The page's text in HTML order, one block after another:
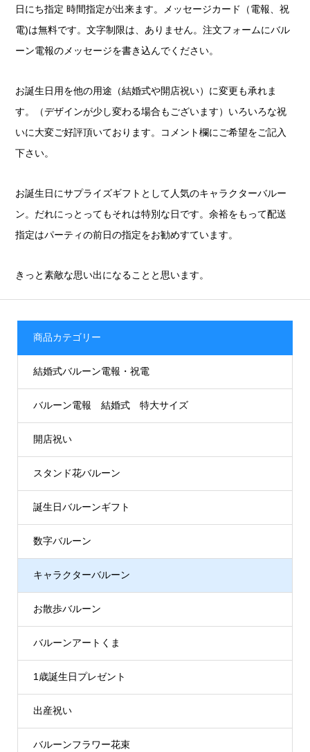
日にち指定 時間指定が出来ます。メッセージカード（電報、祝
電)は無料です。文字制限は、ありません。注文フォームにバル
ーン電報のメッセージを書き込んでください。
お誕生日用を他の用途（結婚式や開店祝い）に変更も承れま
す。（デザインが少し変わる場合もございます）いろいろな祝
いに大変ご好評頂いております。コメント欄にご希望をご記入
下さい。
お誕生日にサプライズギフトとして人気のキャラクターバルー
ン。だれにっとってもそれは特別な日です。余裕をもって配送
指定はパーティの前日の指定をお勧めすています。
きっと素敵な思い出になることと思います。
商品カテゴリー
結婚式バルーン電報・祝電
バルーン電報 結婚式 特大サイズ
開店祝い
スタンド花バルーン
誕生日バルーンギフト
数字バルーン
キャラクターバルーン
お散歩バルーン
バルーンアートくま
1歳誕生日プレゼント
出産祝い
バルーンフラワー花束